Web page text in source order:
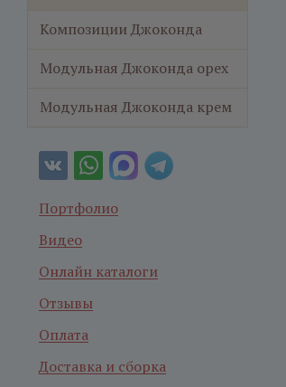
Композиции Джоконда
Модульная Джоконда орех
Модульная Джоконда крем
Портфолио
Видео
Онлайн каталоги
Отзывы
Оплата
Доставка и сборка